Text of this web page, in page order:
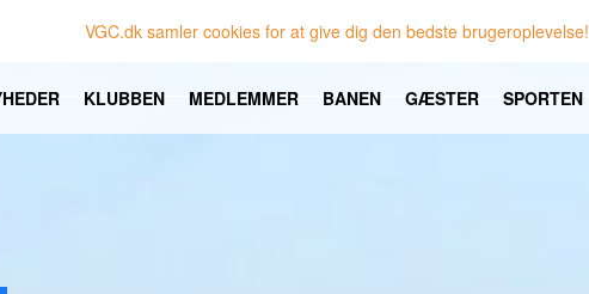
VGC.dk samler cookies for at give dig den bedste brugeroplevelse!
KLUBBEN MEDLEMMER BANEN GÆSTER SPORTEN